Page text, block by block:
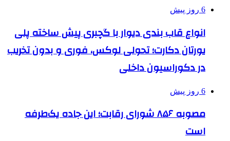
6 روز پیش
انواع قاب بندی دیوار با گچبری پیش ساخته پلی
یورتان دکارت؛ تحولی لوکس، فوری و بدون تخریب
در دکوراسیون داخلی
6 روز پیش
مصوبه ۸۵۶ شورای رقابت؛ این جاده یک‌طرفه
است